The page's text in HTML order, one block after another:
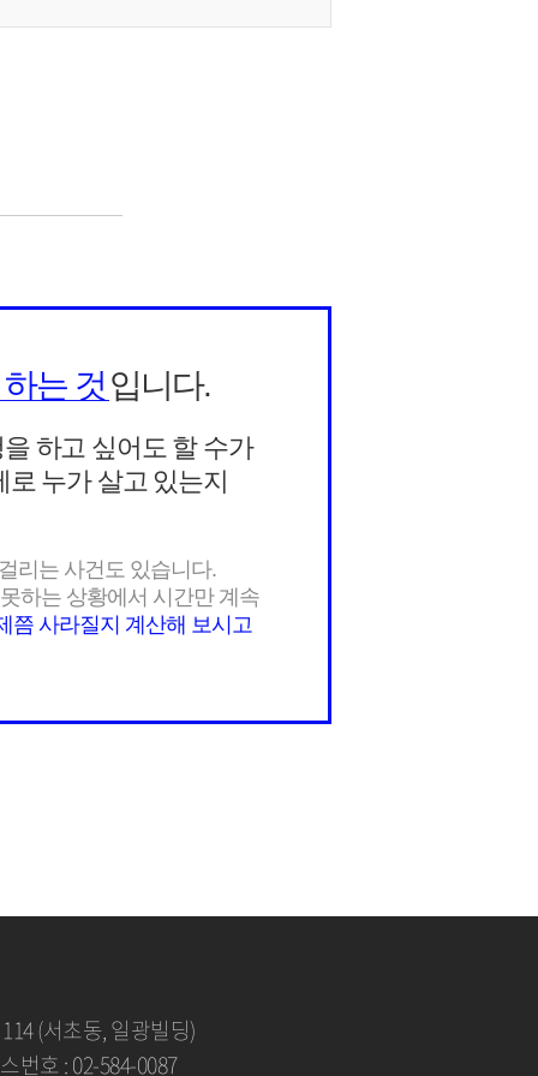
는 것 입니다.
하고 싶어도 할 수가
누가 살고 있는지
리는 사건도 있습니다.
하는 상황에서 시간만 계속
쯤 사라질지 계산해 보시고
(서초동, 일광빌딩)
번호 : 02-584-0087